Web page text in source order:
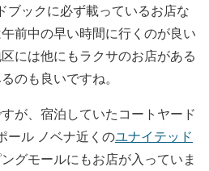
ブックに必ず載っているお店な
前中の早い時間に行くのが良い
には他にもラクサのお店がある
のも良いですね。
が、宿泊していたコートヤード
ール ノベナ近くのユナイテッド
グモールにもお店が入っていま